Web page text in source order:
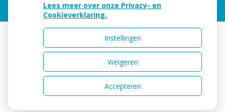
Uw Zorg Online|Beheer
Privacy verklaring Cookie-instellingen Voorwaarden
Lees meer over onze Privacy- en
Cookieverklaring.
Instellingen
Weigeren
Accepteren